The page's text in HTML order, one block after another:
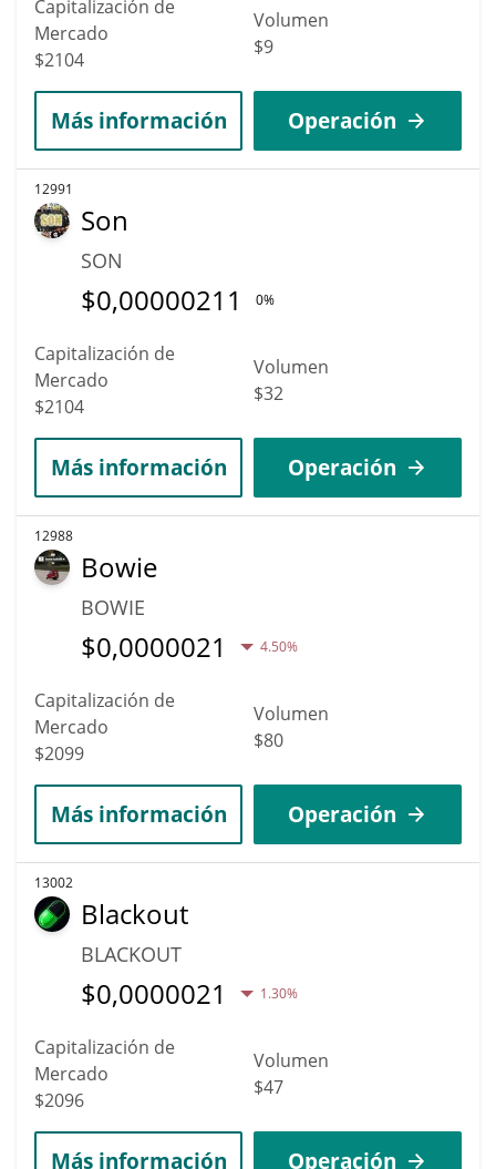
Capitalización de
Mercado
$2104
Volumen
$9
Más información Operación
12991
Son
SON
$0,00000211 0%
Capitalización de
Mercado
$2104
Volumen
$32
Más información Operación
12988
Bowie
BOWIE
$0,0000021 4.50%
Capitalización de
Mercado
$2099
Volumen
$80
Más información Operación
13002
Blackout
BLACKOUT
$0,0000021 1.30%
Capitalización de
Mercado
$2096
Volumen
$47
Más información Operación